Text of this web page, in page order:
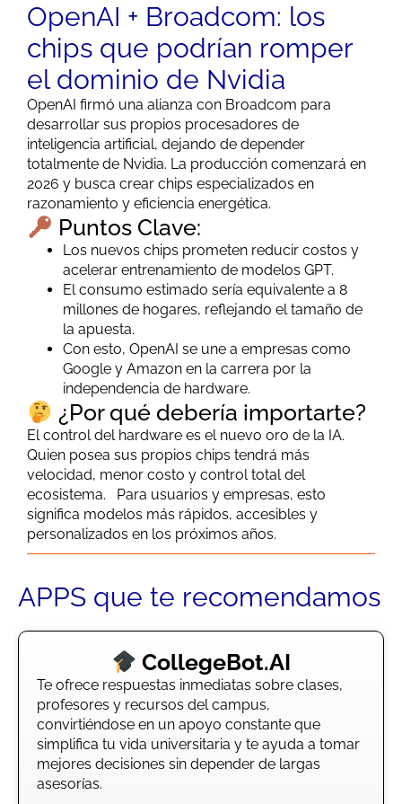
OpenAI + Broadcom: los
chips que podrían romper
el dominio de Nvidia
OpenAI firmó una alianza con Broadcom para
desarrollar sus propios procesadores de
inteligencia artificial, dejando de depender
totalmente de Nvidia. La producción comenzará en
2026 y busca crear chips especializados en
razonamiento y eficiencia energética.
Puntos Clave:
Los nuevos chips prometen reducir costos y
acelerar entrenamiento de modelos GPT.
El consumo estimado sería equivalente a 8
millones de hogares, reflejando el tamaño de
la apuesta.
Con esto, OpenAI se une a empresas como
Google y Amazon en la carrera por la
independencia de hardware.
¿Por qué debería importarte?
El control del hardware es el nuevo oro de la IA.
Quien posea sus propios chips tendrá más
velocidad, menor costo y control total del
ecosistema. Para usuarios y empresas, esto
significa modelos más rápidos, accesibles y
personalizados en los próximos años.
APPS que te recomendamos
CollegeBot.AI
Te ofrece respuestas inmediatas sobre clases,
profesores y recursos del campus,
convirtiéndose en un apoyo constante que
simplifica tu vida universitaria y te ayuda a tomar
mejores decisiones sin depender de largas
asesorías.